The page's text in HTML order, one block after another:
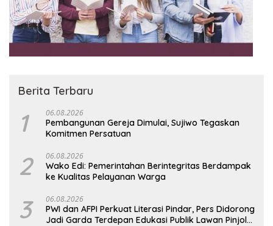
Berita Terbaru
1 06.08.2026
Pembangunan Gereja Dimulai, Sujiwo Tegaskan
Komitmen Persatuan
2 06.08.2026
Wako Edi: Pemerintahan Berintegritas Berdampak
ke Kualitas Pelayanan Warga
3 06.08.2026
PWI dan AFPI Perkuat Literasi Pindar, Pers Didorong
Jadi Garda Terdepan Edukasi Publik Lawan Pinjol